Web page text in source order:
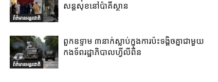
ព័ត៌មានអន្តរជាតិ
សន្តសុខនៅប៉ាគីស្ថាន
ព័ត៌មានអន្តរជាតិ
ពួកឧទ្ទាម ៣នាក់ស្លាប់ក្នុងការប៉ះទង្គិចគ្នាជាមួយ
កងទ័ពរដ្ឋាភិបាលហ្វីលីពីន